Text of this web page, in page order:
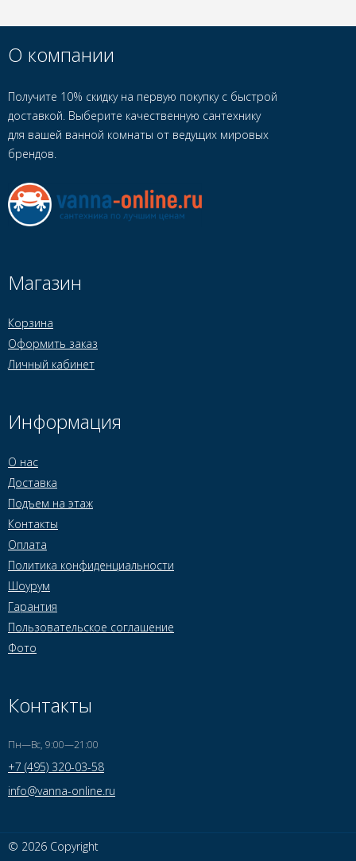
О компании
Получите 10% скидку на первую покупку с быстрой
доставкой. Выберите качественную сантехнику
для вашей ванной комнаты от ведущих мировых
брендов.
Магазин
Корзина
Оформить заказ
Личный кабинет
Информация
О нас
Доставка
Подъем на этаж
Контакты
Оплата
Политика конфиденциальности
Шоурум
Гарантия
Пользовательское соглашение
Фото
Контакты
Пн—Вс, 9:00—21:00
+7 (495) 320-03-58
info@vanna-online.ru
© 2026 Copyright